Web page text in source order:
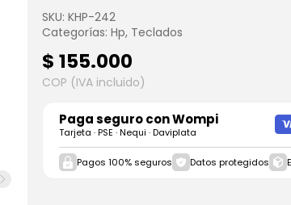
SKU: KHP-242
Categorías: Hp, Teclados
$ 155.000
COP (IVA incluido)
Paga seguro conWompi
Tarjeta · PSE · Nequi · Daviplata
Pagos 100% seguros Datos protegidos